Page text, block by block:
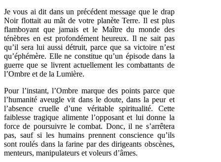
Je vous ai dit dans un précédent message que le drap
Noir flottait au mât de votre planète Terre. Il est plus
flamboyant que jamais et le Maître du monde des
ténèbres en est profondément heureux. Il ne sait pas
qu’il sera lui aussi détruit, parce que sa victoire n’est
qu’éphémère. Elle ne constitue qu’un épisode dans la
guerre que se livrent actuellement les combattants de
l’Ombre et de la Lumière.
Pour l’instant, l’Ombre marque des points parce que
l’humanité aveugle vit dans le doute, dans la peur et
l’absence cruelle d’une véritable spiritualité. Cette
faiblesse tragique alimente l’opposant et lui donne la
force de poursuivre le combat. Donc, il ne s’arrêtera
pas, sauf si les humains prennent conscience qu’ils
sont roulés dans la farine par des dirigeants obscènes,
menteurs, manipulateurs et voleurs d’âmes.